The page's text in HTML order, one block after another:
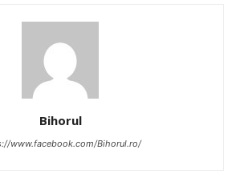
Bihorul
www.facebook.com/Bihorul.ro/